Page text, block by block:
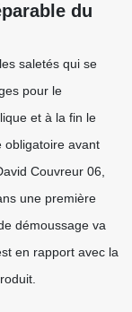
du
saletés qui se
pour le
et à la fin le
obligatoire avant
Couvreur 06,
une première
démoussage va
en rapport avec la